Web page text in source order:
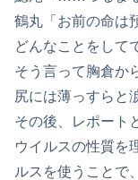
鶴丸「お前の命は
どんなことをして
そう言って胸倉か
尻には薄っすらと
その後、レポート
ウイルスの性質を
ルスを使うことで